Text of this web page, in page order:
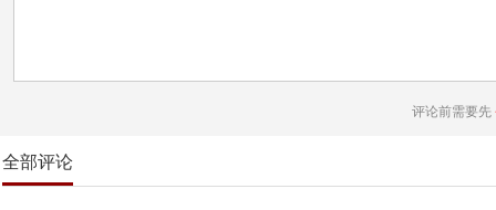
评论前需要先
全部评论